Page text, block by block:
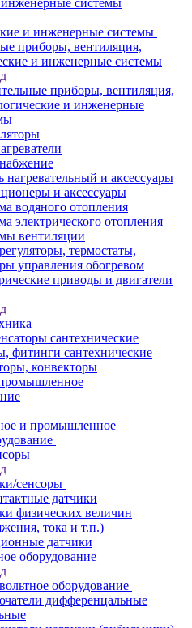
системы
и инженерные системы
приборы, вентиляция,
и инженерные системы
приборы, вентиляция,
и инженерные
нагревательный и аксессуары
и аксессуары
водяного отопления
электрического отопления
вентиляции
термостаты,
управления обогревом
приводы и двигатели
сантехнические
фитинги сантехнические
конвекторы
и промышленное
сенсоры
датчики
физических величин
тока и т.п.)
датчики
оборудование
оборудование
дифференцальные